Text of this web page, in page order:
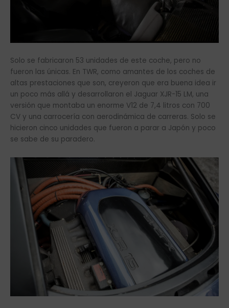
Solo se fabricaron 53 unidades de este coche, pero no
fueron las únicas. En TWR, como amantes de los coches de
altas prestaciones que son, creyeron que era buena idea ir
un poco más allá y desarrollaron el Jaguar XJR-15 LM, una
versión que montaba un enorme V12 de 7,4 litros con 700
CV y una carrocería con aerodinámica de carreras. Solo se
hicieron cinco unidades que fueron a parar a Japón y poco
se sabe de su paradero.